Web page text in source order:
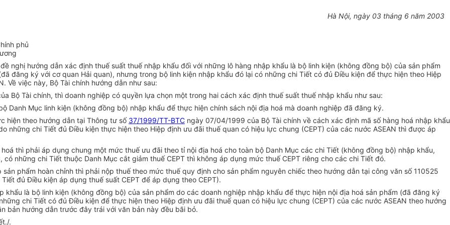
Hà Nội, ngày 03 tháng 6 năm 2003
phủ
nghị hướng dẫn xác định thuế suất thuế nhập khẩu đối với những lô hàng nhập khẩu là bộ linh kiện (không đồng bộ) của sản phẩm
đăng ký với cơ quan Hải quan), nhưng trong bộ linh kiện nhập khẩu đó lại có những chi Tiết có đủ Điều kiện để thực hiện theo Hiệp
Về việc này, Bộ Tài chính hướng dẫn như sau:
Bộ Tài chính, thì doanh nghiệp có quyền lựa chọn một trong hai cách xác định thuế suất thuế nhập khẩu như sau:
Danh Mục linh kiện (không đồng bộ) nhập khẩu để thực hiện chính sách nội địa hoá mà doanh nghiệp đã đăng ký.
hiện theo hướng dẫn tại Thông tư số 37/1999/TT-BTC ngày 07/04/1999 của Bộ Tài chính về cách xác định mã số hàng hoá nhập khẩu
những chi Tiết đủ Điều kiện thực hiện theo Hiệp định ưu đãi thuế quan có hiệu lực chung (CEPT) của các nước ASEAN thì được áp
thì phải áp dụng chung một mức thuế ưu đãi theo tỉ nội địa hoá cho toàn bộ Danh Mục các chi Tiết (không đồng bộ) nhập khẩu,
những chi Tiết thuộc Danh Mục cắt giảm thuế CEPT thì không áp dụng mức thuế CEPT riêng cho các chi Tiết đó.
phẩm hoàn chỉnh thì phải nộp thuế theo mức thuế quy định cho sản phẩm nguyên chiếc theo hướng dẫn tại công văn số 110525
đủ Điều kiện áp dụng thuế suất CEPT để áp dụng theo CEPT).
là bộ linh kiện (không đồng bộ) của sản phẩm do các doanh nghiệp nhập khẩu để thực hiện nội địa hoá sản phẩm (đã đăng ký
chi Tiết có đủ Điều kiện để thực hiện theo Hiệp định ưu đãi thuế quan có hiệu lực chung (CEPT) của các nước ASEAN theo hướng
bản hướng dẫn trước đây trái với văn bản này đều bãi bỏ.
.